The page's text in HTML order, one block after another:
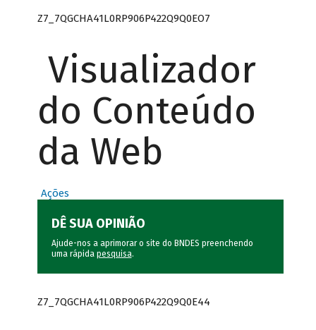
Z7_7QGCHA41L0RP906P422Q9Q0EO7
Visualizador
do Conteúdo
da Web
Ações
DÊ SUA OPINIÃO
Ajude-nos a aprimorar o site do BNDES preenchendo
uma rápida pesquisa.
Z7_7QGCHA41L0RP906P422Q9Q0E44